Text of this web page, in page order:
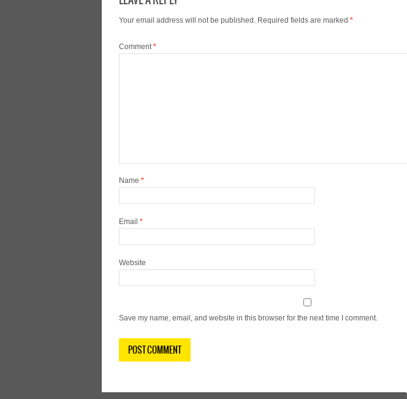
Your email address will not be published. Required fields are marked *
Comment *
Name *
Email *
Website
Save my name, email, and website in this browser for the next time I comment.